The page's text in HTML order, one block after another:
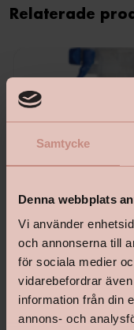
Samtycke
Denna webbplats
Vi använder
och annonserna till
för sociala medier
vidarebefordrar
information från din
annons- och
Relaterade
Bona Rengöringsmedel
Golv, 1L